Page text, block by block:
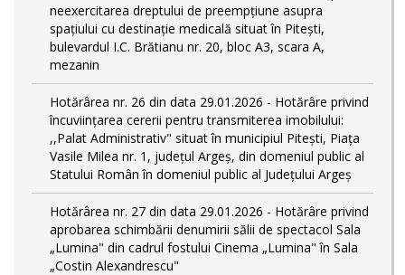
neexercitarea dreptului de preempţiune asupra
spaţiului cu destinaţie medicală situat în Piteşti,
bulevardul I.C. Brătianu nr. 20, bloc A3, scara A,
mezanin
Hotărârea nr. 26 din data 29.01.2026 - Hotărâre privind
încuviințarea cererii pentru transmiterea imobilului:
,,Palat Administrativ" situat în municipiul Pitești, Piața
Vasile Milea nr. 1, județul Argeș, din domeniul public al
Statului Român în domeniul public al Județului Argeș
Hotărârea nr. 27 din data 29.01.2026 - Hotărâre privind
aprobarea schimbării denumirii sălii de spectacol Sala
„Lumina" din cadrul fostului Cinema „Lumina" în Sala
„Costin Alexandrescu"